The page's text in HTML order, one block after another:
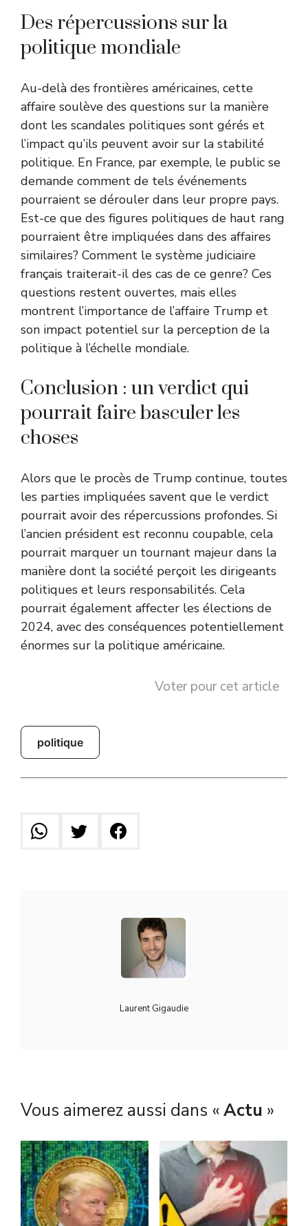
Des répercussions sur la
politique mondiale
Au-delà des frontières américaines, cette
affaire soulève des questions sur la manière
dont les scandales politiques sont gérés et
l’impact qu’ils peuvent avoir sur la stabilité
politique. En France, par exemple, le public se
demande comment de tels événements
pourraient se dérouler dans leur propre pays.
Est-ce que des figures politiques de haut rang
pourraient être impliquées dans des affaires
similaires? Comment le système judiciaire
français traiterait-il des cas de ce genre? Ces
questions restent ouvertes, mais elles
montrent l’importance de l’affaire Trump et
son impact potentiel sur la perception de la
politique à l’échelle mondiale.
Conclusion : un verdict qui
pourrait faire basculer les
choses
Alors que le procès de Trump continue, toutes
les parties impliquées savent que le verdict
pourrait avoir des répercussions profondes. Si
l’ancien président est reconnu coupable, cela
pourrait marquer un tournant majeur dans la
manière dont la société perçoit les dirigeants
politiques et leurs responsabilités. Cela
pourrait également affecter les élections de
2024, avec des conséquences potentiellement
énormes sur la politique américaine.
Voter pour cet article
politique
Laurent Gigaudie
Vous aimerez aussi dans « Actu »